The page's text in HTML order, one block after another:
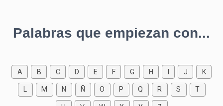
Palabras que empiezan con...
A B C D E F G H J K
L M N Ñ O P Q R S T